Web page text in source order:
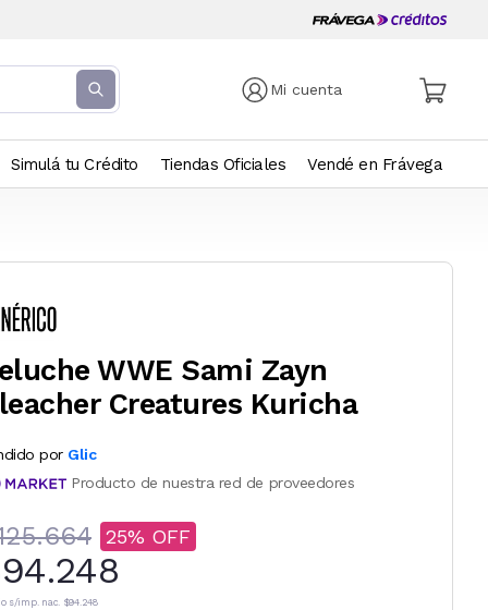
Mi cuenta
Simulá tu Crédito Tiendas Oficiales Vendé en Frávega
WWE Sami Zayn
Creatures Kuricha
por Glic
Producto de nuestra red de proveedores
25
s/imp. nac. $94.248